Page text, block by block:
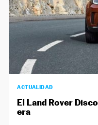
ACTUALIDAD
El Land Rover
era